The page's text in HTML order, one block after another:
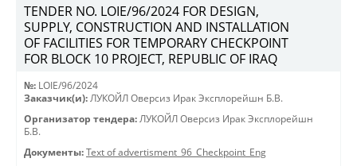
TENDER NO. LOIE/96/2024 FOR DESIGN,
SUPPLY, CONSTRUCTION AND INSTALLATION
OF FACILITIES FOR TEMPORARY CHECKPOINT
FOR BLOCK 10 PROJECT, REPUBLIC OF IRAQ
№: LOIE/96/2024
Заказчик(и): ЛУКОЙЛ Оверсиз Ирак Эксплорейшн Б.В.
Организатор тендера: ЛУКОЙЛ Оверсиз Ирак Эксплорейшн
Б.В.
Документы: Text of advertisment_96_Checkpoint_Eng